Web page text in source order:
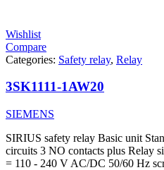
Wishlist
Compare
Categories: Safety relay, Relay
3SK1111-1AW20
SIEMENS
SIRIUS safety relay Basic unit
circuits 3 NO contacts plus Relay
= 110 - 240 V AC/DC 50/60 Hz